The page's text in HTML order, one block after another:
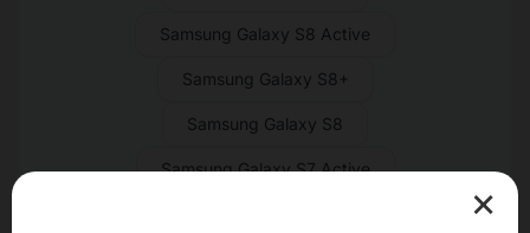
Samsung Galaxy S8 Active
Samsung Galaxy S8+
Samsung Galaxy S8
Samsung Galaxy S7 Active
×